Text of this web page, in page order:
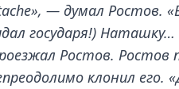
— думал Ростов.
государя!)
Ростов. Ростов
клонил